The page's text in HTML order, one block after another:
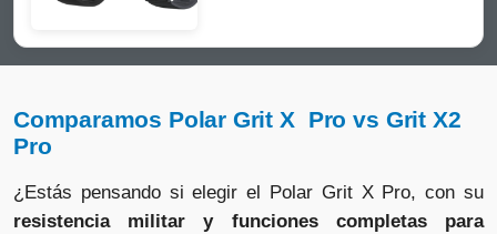
Comparamos Polar Grit X Pro vs Grit X2
Pro
¿Estás pensando si elegir el Polar Grit X Pro, con su
resistencia militar y funciones completas para